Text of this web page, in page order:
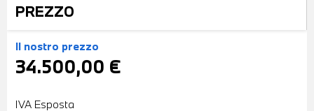
PREZZO
Il nostro prezzo
34.500,00 €
IVA Esposta